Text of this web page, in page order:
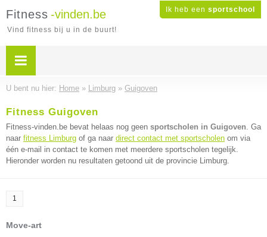
Ik heb een sportschool
Fitness -vinden.be
Vind fitness bij u in de buurt!
U bent nu hier: Home » Limburg » Guigoven
Fitness Guigoven
Fitness-vinden.be bevat helaas nog geen sportscholen in Guigoven. Ga
naar fitness Limburg of ga naar direct contact met sportscholen om via
één e-mail in contact te komen met meerdere sportscholen tegelijk.
Hieronder worden nu resultaten getoond uit de provincie Limburg.
1
Move-art